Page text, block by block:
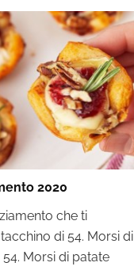
2020
che ti
di 54. Morsi di
Morsi di patate